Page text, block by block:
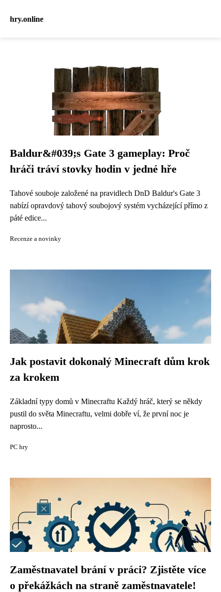
hry.online
Baldur&#039;s Gate 3 gameplay: Proč
hráči tráví stovky hodin v jedné hře
Tahové souboje založené na pravidlech DnD Baldur's Gate 3
nabízí opravdový tahový soubojový systém vycházející přímo z
páté edice...
Recenze a novinky
Jak postavit dokonalý Minecraft dům krok
za krokem
Základní typy domů v Minecraftu Každý hráč, který se někdy
pustil do světa Minecraftu, velmi dobře ví, že první noc je
naprosto...
PC hry
Zaměstnavatel brání v práci? Zjistěte více
o překážkách na straně zaměstnavatele!